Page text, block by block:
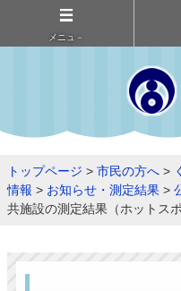
メニュ－
トップページ > 市民の方へ >
情報 > お知らせ・測定結果 >
共施設の測定結果（ホットス